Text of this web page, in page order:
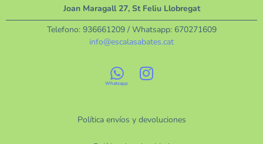
Política envíos y devoluciones
Joan Maragall 27, St Feliu Llobregat
Telefono: 936661209/ Whatsapp: 670271609
info@escalasabates.cat